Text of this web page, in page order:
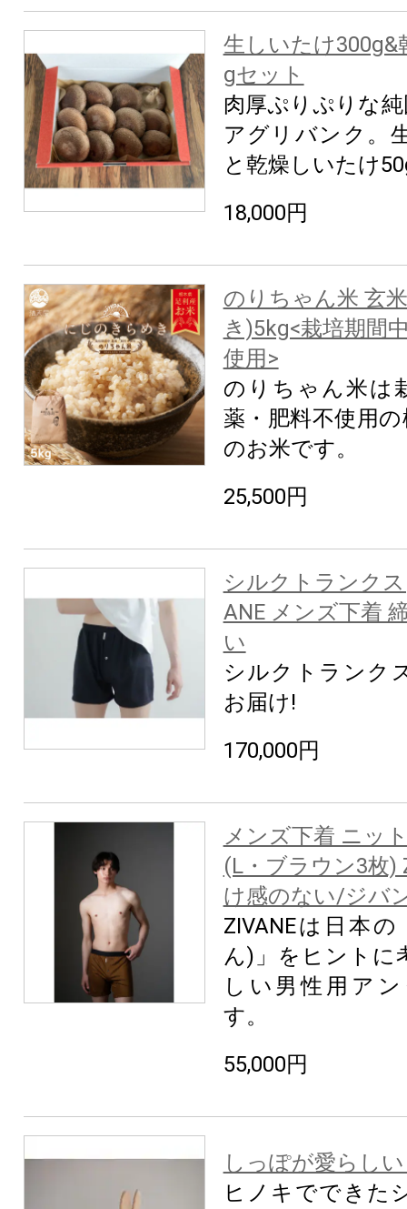
生しいたけ300g&
gセット
肉厚ぷりぷりな
アグリバンク。
と乾燥しいたけ
18,000円
のりちゃん米 玄
き)5kg<栽培期間
使用>
のりちゃん米は
薬・肥料不使用
のお米です。
25,500円
シルクトランク
ANE メンズ下着
い
シルクトランク
お届け!
170,000円
メンズ下着 ニッ
(L・ブラウン3枚)
け感のない/ジバ
ZIVANEは日本
ん)」をヒントに
しい男性用ア
す。
55,000円
しっぽが愛らし
ヒノキでできた